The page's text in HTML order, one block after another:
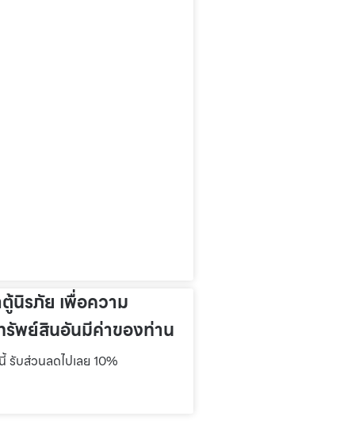
ตู้นิรภัย เพื่อความ
พย์สินอันมีค่าของท่าน
รับส่วนลดไปเลย 10%